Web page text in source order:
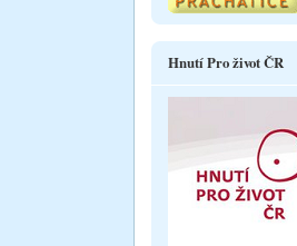
Hnutí Pro život ČR